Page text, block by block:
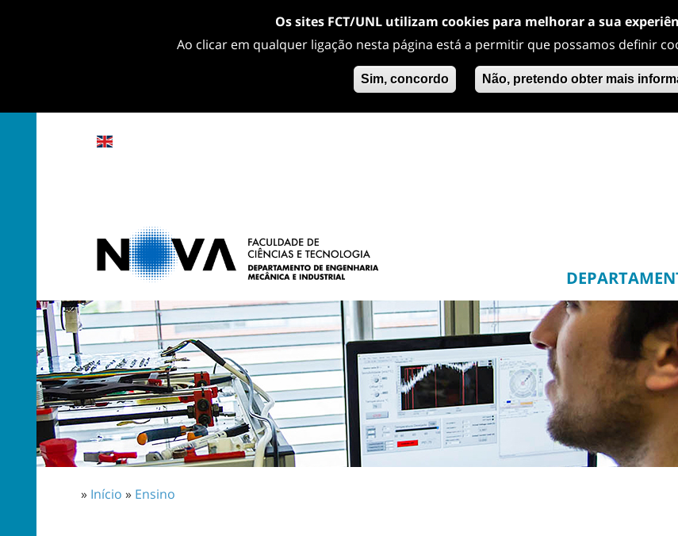
Os sites FCT/UNL utilizam cookies para melhorar a sua
Ao clicar em qualquer ligação nesta página está a permitir que possamos definir
Sim, concordo Não, pretendo obter mais
» Início » Ensino